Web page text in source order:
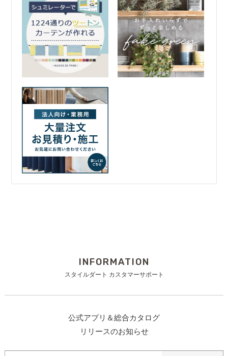
INFORMATION
スタイルダート カスタマーサポート
公式アプリ＆総合カタログ
リリースのお知らせ